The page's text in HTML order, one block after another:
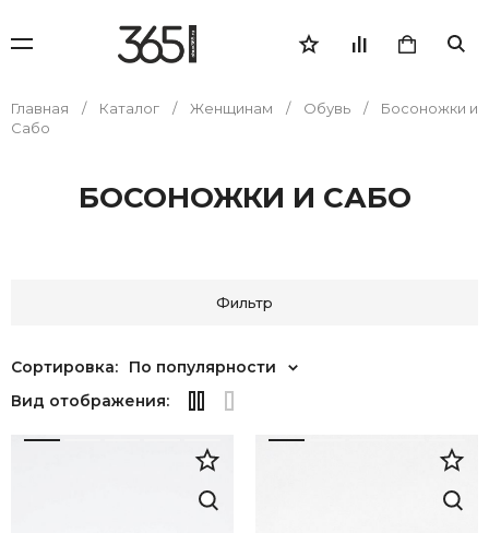
Главная Каталог Женщинам Обувь
Босоножки и
Сабо
БОСОНОЖКИ И САБО
Фильтр
Сортировка:
По популярности
Вид отображения: